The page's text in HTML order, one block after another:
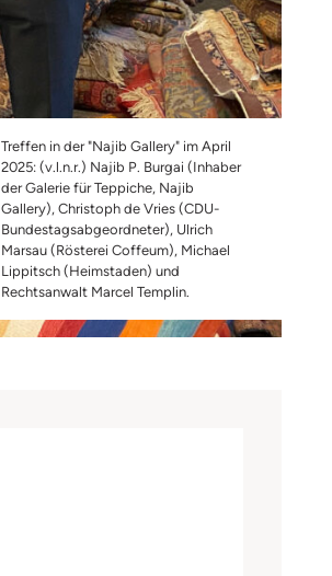
Treffen in der "Najib Gallery" im April
2025: (v.l.n.r.) Najib P. Burgai (Inhaber
der Galerie für Teppiche, Najib
Gallery), Christoph de Vries (CDU-
Bundestagsabgeordneter), Ulrich
Marsau (Rösterei Coffeum), Michael
Lippitsch (Heimstaden) und
Rechtsanwalt Marcel Templin.